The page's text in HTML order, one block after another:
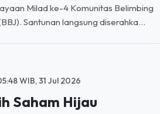
Milad ke-4 Komunitas Belimbing
Santunan langsung diserahka...
WIB, 31 Jul 2026
Saham Hijau